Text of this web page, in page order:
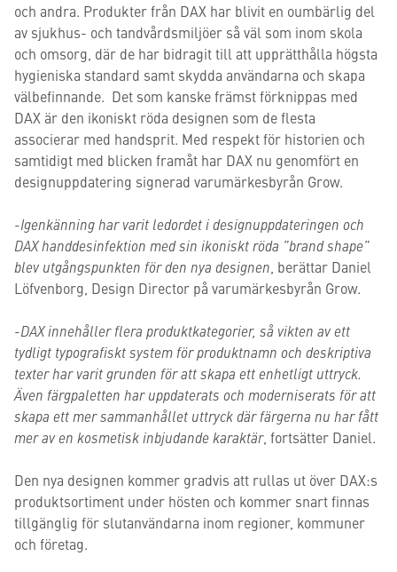
och andra. Produkter från DAX har blivit en oumbärlig del
av sjukhus- och tandvårdsmiljöer så väl som inom skola
och omsorg, där de har bidragit till att upprätthålla högsta
hygieniska standard samt skydda användarna och skapa
välbefinnande. Det som kanske främst förknippas med
DAX är den ikoniskt röda designen som de flesta
associerar med handsprit. Med respekt för historien och
samtidigt med blicken framåt har DAX nu genomfört en
designuppdatering signerad varumärkesbyrån Grow.
-Igenkänning har varit ledordet i designuppdateringen och
DAX handdesinfektion med sin ikoniskt röda ”brand shape”
blev utgångspunkten för den nya designen , berättar Daniel
Löfvenborg, Design Director på varumärkesbyrån Grow.
-DAX innehåller flera produktkategorier, så vikten av ett
tydligt typografiskt system för produktnamn och deskriptiva
texter har varit grunden för att skapa ett enhetligt uttryck.
Även färgpaletten har uppdaterats och moderniserats för att
skapa ett mer sammanhållet uttryck där färgerna nu har fått
mer av en kosmetisk inbjudande karaktär, fortsätter Daniel.
Den nya designen kommer gradvis att rullas ut över DAX:s
produktsortiment under hösten och kommer snart finnas
tillgänglig för slutanvändarna inom regioner, kommuner
och företag.